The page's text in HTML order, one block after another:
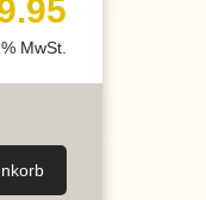
MwSt.